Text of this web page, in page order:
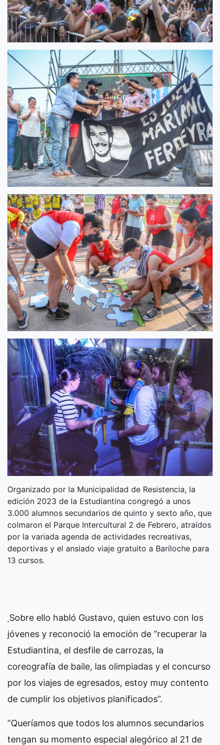
Organizado por la Municipalidad de Resistencia, la
edición 2023 de la Estudiantina congregó a unos
3.000 alumnos secundarios de quinto y sexto año, que
colmaron el Parque Intercultural 2 de Febrero, atraídos
por la variada agenda de actividades recreativas,
deportivas y el ansiado viaje gratuito a Bariloche para
13 cursos.
Sobre ello habló Gustavo, quien estuvo con los
jóvenes y reconoció la emoción de “recuperar la
Estudiantina, el desfile de carrozas, la
coreografía de baile, las olimpiadas y el concurso
por los viajes de egresados, estoy muy contento
de cumplir los objetivos planificados”.
“Queríamos que todos los alumnos secundarios
tengan su momento especial alegórico al 21 de